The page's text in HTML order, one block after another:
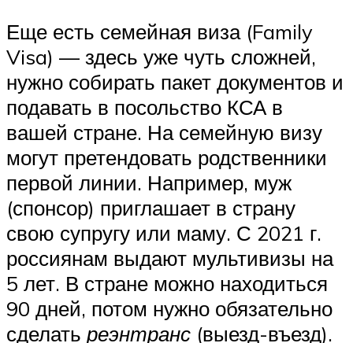
Еще есть семейная виза (Family
Visa) — здесь уже чуть сложней,
нужно собирать пакет документов и
подавать в посольство КСА в
вашей стране. На семейную визу
могут претендовать родственники
первой линии. Например, муж
(спонсор) приглашает в страну
свою супругу или маму. С 2021 г.
россиянам выдают мультивизы на
5 лет. В стране можно находиться
90 дней, потом нужно обязательно
сделать реэнтранс (выезд-въезд).